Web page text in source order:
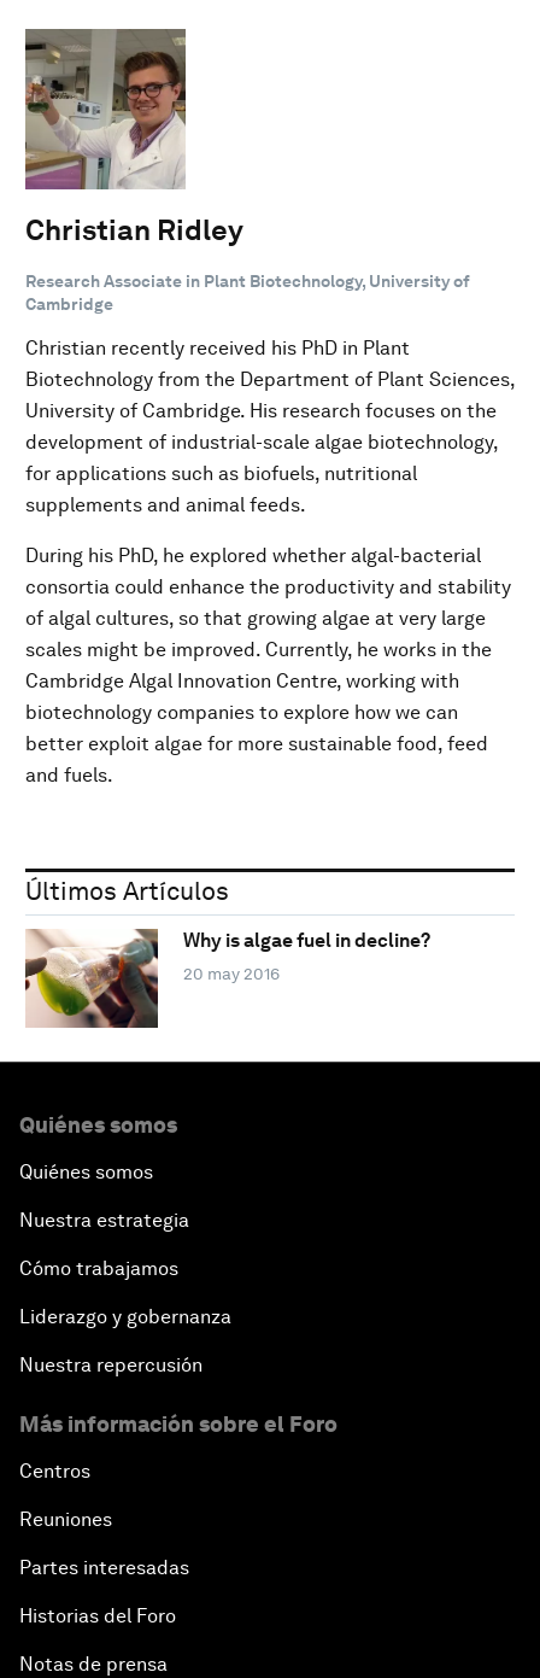
Christian Ridley
Research Associate in Plant Biotechnology, University of
Cambridge
Christian recently received his PhD in Plant
Biotechnology from the Department of Plant Sciences,
University of Cambridge. His research focuses on the
development of industrial-scale algae biotechnology,
for applications such as biofuels, nutritional
supplements and animal feeds.
During his PhD, he explored whether algal-bacterial
consortia could enhance the productivity and stability
of algal cultures, so that growing algae at very large
scales might be improved. Currently, he works in the
Cambridge Algal Innovation Centre, working with
biotechnology companies to explore how we can
better exploit algae for more sustainable food, feed
and fuels.
Últimos Artículos
Why is algae fuel in decline?
20 may 2016
Quiénes somos
Quiénes somos
Nuestra estrategia
Cómo trabajamos
Liderazgo y gobernanza
Nuestra repercusión
Más información sobre el Foro
Centros
Reuniones
Partes interesadas
Historias del Foro
Notas de prensa